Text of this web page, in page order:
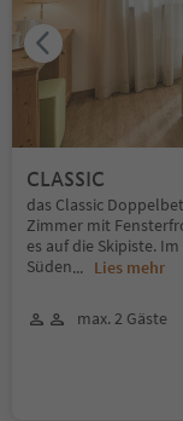
CLASSIC
das Classic
Zimmer mit
es auf die Skipiste.
Süden... Lies mehr
max. 2 Gäste